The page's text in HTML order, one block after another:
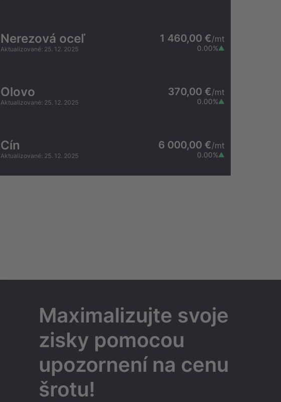
Nerezová oceľ
Aktualizované: 25. 12. 2025
1 460,00 €/mt
0.00%
Olovo
Aktualizované: 25. 12. 2025
370,00 €/mt
0.00%
Cín
Aktualizované: 25. 12. 2025
6 000,00 €/mt
0.00%
Maximalizujte svoje
zisky pomocou
upozornení na cenu
šrotu!